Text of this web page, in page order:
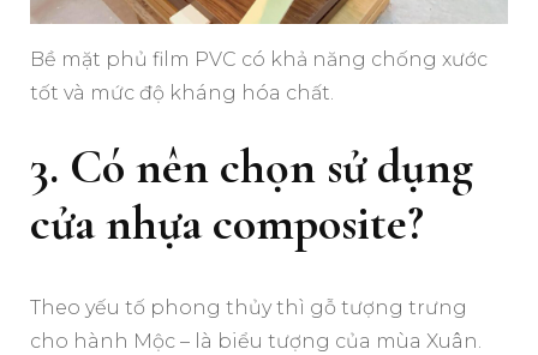
Bề mặt phủ film PVC có khả năng chống xước
tốt và mức độ kháng hóa chất.
3. Có nên chọn sử dụng
cửa nhựa composite?
Theo yếu tố phong thủy thì gỗ tượng trưng
cho hành Mộc – là biểu tượng của mùa Xuân.